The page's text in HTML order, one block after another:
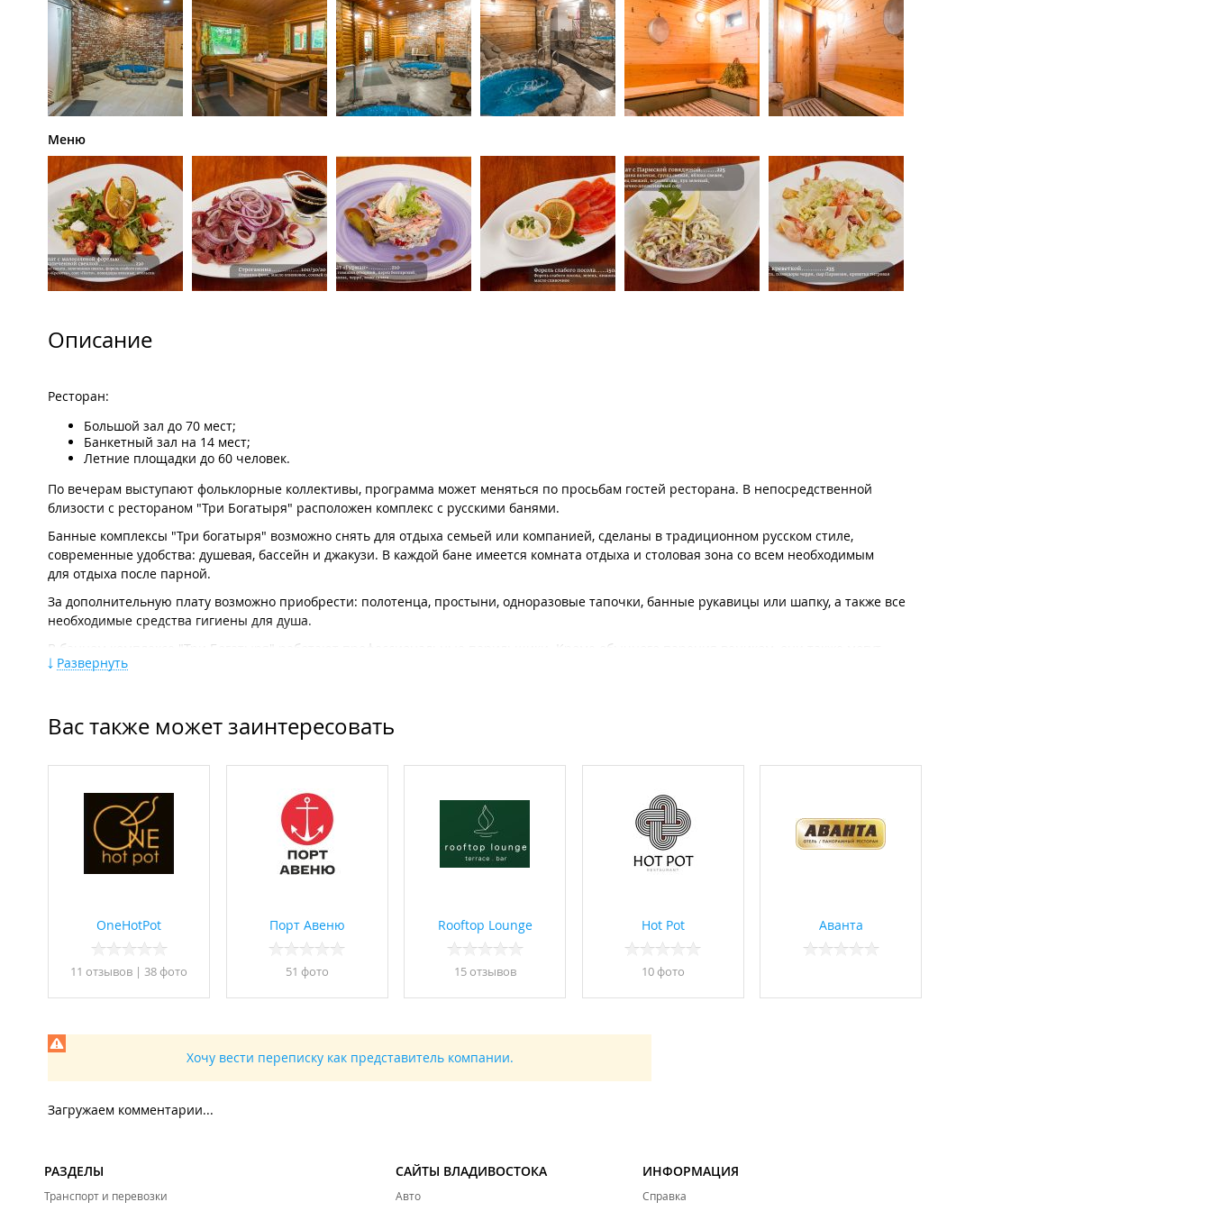
Меню
Описание
Ресторан:
Большой зал до 70 мест;
Банкетный зал на 14 мест;
Летние площадки до 60 человек.
По вечерам выступают фольклорные коллективы, программа может меняться по просьбам гостей ресторана. В непосредственной
близости с рестораном "Три Богатыря" расположен комплекс с русскими банями.
Банные комплексы "Три богатыря" возможно снять для отдыха семьей или компанией, сделаны в традиционном русском стиле,
современные удобства: душевая, бассейн и джакузи. В каждой бане имеется комната отдыха и столовая зона со всем необходимым
для отдыха после парной.
За дополнительную плату возможно приобрести: полотенца, простыни, одноразовые тапочки, банные рукавицы или шапку, а также все
необходимые средства гигиены для душа.
В банном комплексе "Три Богатыря" работают профессиональные парильщики. Кроме обычного парения веником, они также могут
сделать венечный массаж или медово-солевой скраб.
Стоимость аренды бани на час варьируется от 1200 руб. до 3700 руб. рублей и зависит от комплекса.
Работает просторная охраняемая парковка.
ООО "Три богатыря".
Развернуть
Вас также может заинтересовать
OneHotPot
11 отзывов | 38 фото
Порт Авеню
51 фото
Rooftop Lounge
15 отзывов
Hot Pot
10 фото
Аванта
Хочу вести переписку как представитель компании.
Загружаем комментарии...
РАЗДЕЛЫ
Транспорт и перевозки
САЙТЫ ВЛАДИВОСТОКА
Авто
ИНФОРМАЦИЯ
Справка